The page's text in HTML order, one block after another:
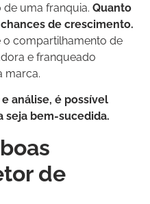
uma franquia. Quanto
de crescimento.
o compartilhamento de
e franqueado
marca.
análise, é possível
seja bem-sucedida.
de